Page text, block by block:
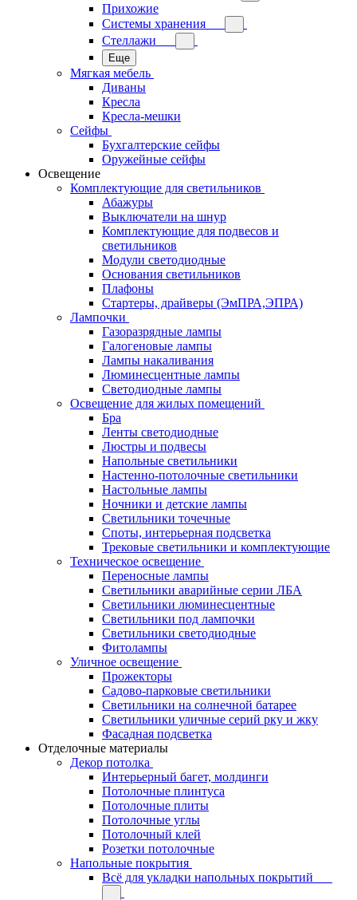
Прихожие
Системы хранения
Стеллажи
Еще
Мягкая мебель
Диваны
Кресла
Кресла-мешки
Сейфы
Бухгалтерские сейфы
Оружейные сейфы
Освещение
Комплектующие для светильников
Абажуры
Выключатели на шнур
Комплектующие для подвесов и
светильников
Модули светодиодные
Основания светильников
Плафоны
Стартеры, драйверы (ЭмПРА,ЭПРА)
Лампочки
Газоразрядные лампы
Галогеновые лампы
Лампы накаливания
Люминесцентные лампы
Светодиодные лампы
Освещение для жилых помещений
Бра
Ленты светодиодные
Люстры и подвесы
Напольные светильники
Настенно-потолочные светильники
Настольные лампы
Ночники и детские лампы
Светильники точечные
Споты, интерьерная подсветка
Трековые светильники и комплектующие
Техническое освещение
Переносные лампы
Светильники аварийные серии ЛБА
Светильники люминесцентные
Светильники под лампочки
Светильники светодиодные
Фитолампы
Уличное освещение
Прожекторы
Садово-парковые светильники
Светильники на солнечной батарее
Светильники уличные серий рку и жку
Фасадная подсветка
Отделочные материалы
Декор потолка
Интерьерный багет, молдинги
Потолочные плинтуса
Потолочные плиты
Потолочные углы
Потолочный клей
Розетки потолочные
Напольные покрытия
Всё для укладки напольных покрытий